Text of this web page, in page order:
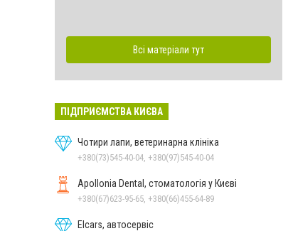
Всі матеріали тут
ПІДПРИЄМСТВА КИЄВА
Чотири лапи, ветеринарна клініка
+380(73)545-40-04, +380(97)545-40-04
Apollonia Dental, стоматологія у Києві
+380(67)623-95-65, +380(66)455-64-89
Elcars, автосервіс